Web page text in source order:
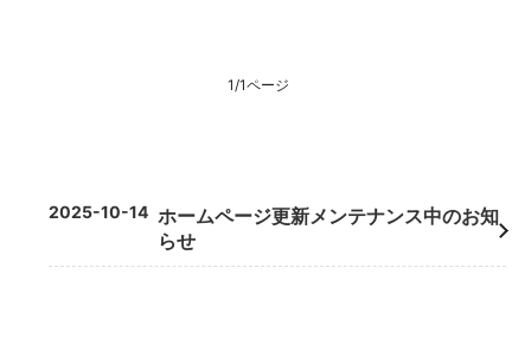
1/1ページ
ホームページ更新メンテナンス中のお知
らせ
2025-10-14